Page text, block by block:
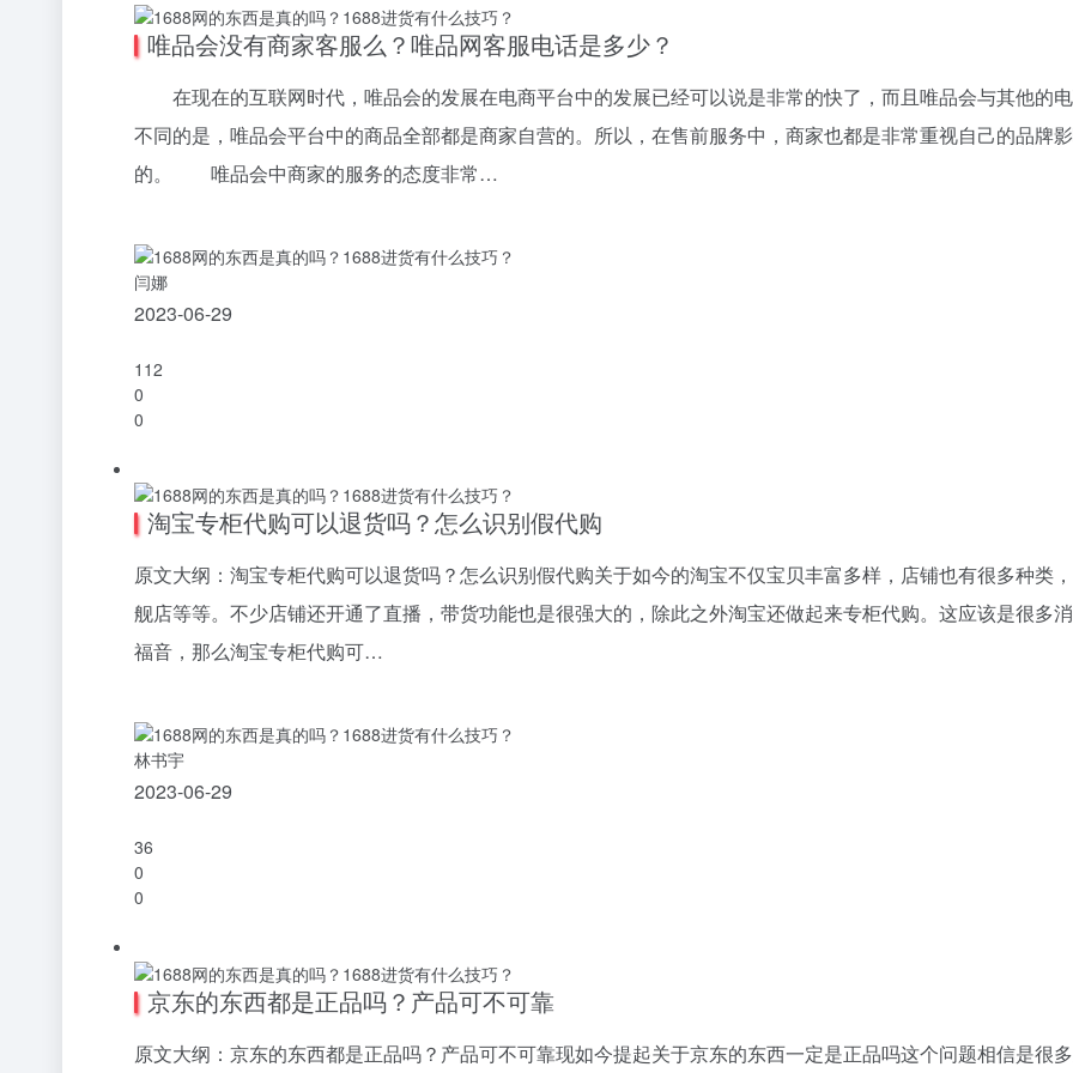
唯品会没有商家客服么？唯品网客服电话是多少？
在现在的互联网时代，唯品会的发展在电商平台中的发展已经可以说是非常的快了，而且唯品会与其他的
不同的是，唯品会平台中的商品全部都是商家自营的。所以，在售前服务中，商家也都是非常重视自己的品牌
的。 唯品会中商家的服务的态度非常…
闫娜
2023-06-29
112
0
0
淘宝专柜代购可以退货吗？怎么识别假代购
原文大纲：淘宝专柜代购可以退货吗？怎么识别假代购关于如今的淘宝不仅宝贝丰富多样，店铺也有很多种类
舰店等等。不少店铺还开通了直播，带货功能也是很强大的，除此之外淘宝还做起来专柜代购。这应该是很多
福音，那么淘宝专柜代购可…
林书宇
2023-06-29
36
0
0
京东的东西都是正品吗？产品可不可靠
原文大纲：京东的东西都是正品吗？产品可不可靠现如今提起关于京东的东西一定是正品吗这个问题相信是很